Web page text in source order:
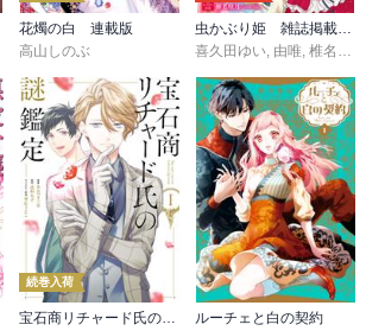
花燭の白 連載版
高山しのぶ
喜久田ゆい 由唯 椎名咲月
続巻入荷
宝石商リチャード氏の謎鑑定
ルーチェと白の契約